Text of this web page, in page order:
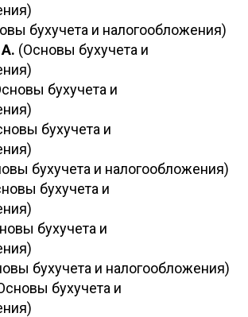
бухучета и налогообложения)
(Основы бухучета и
бухучета и
бухучета и
бухучета и налогообложения)
бухучета и
бухучета и
бухучета и налогообложения)
бухучета и